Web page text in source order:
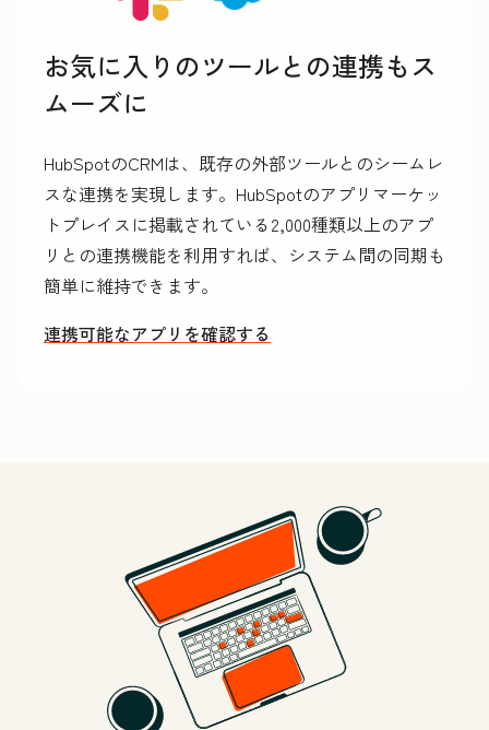
お気に入りのツールとの連携もス
ムーズに
HubSpotのCRMは、既存の外部ツールとのシームレ
スな連携を実現します。HubSpotのアプリマーケッ
トプレイスに掲載されている2,000種類以上のアプ
リとの連携機能を利用すれば、システム間の同期も
簡単に維持できます。
連携可能なアプリを確認する